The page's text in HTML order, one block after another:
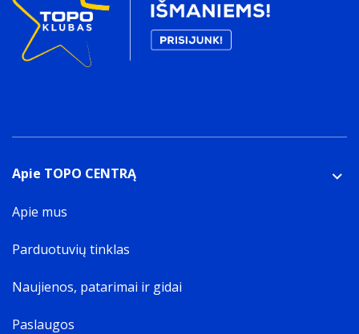
Apie TOPO CENTRĄ
Apie mus
Parduotuvių tinklas
Naujienos, patarimai ir gidai
Paslaugos